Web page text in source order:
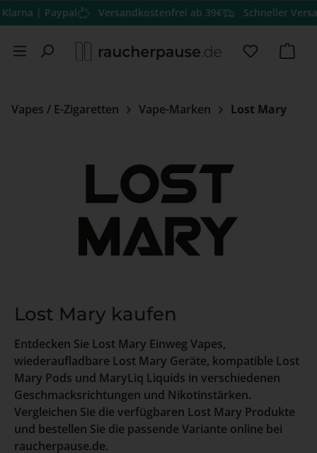
Zum Hauptinhalt springen
Paypal Versandkostenfrei ab 39€ Schneller Versand
Du hast
Vapes / E-Zigaretten Vape-Marken Lost Mary
Lost Mary kaufen
Entdecken Sie Lost Mary Einweg Vapes,
wiederaufladbare Lost Mary Geräte, kompatible Lost
Mary Pods und MaryLiq Liquids in verschiedenen
Geschmacksrichtungen und Nikotinstärken.
Vergleichen Sie die verfügbaren Lost Mary Produkte
und bestellen Sie die passende Variante online bei
raucherpause.de.